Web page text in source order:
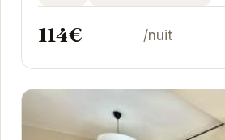
114€ /nuit